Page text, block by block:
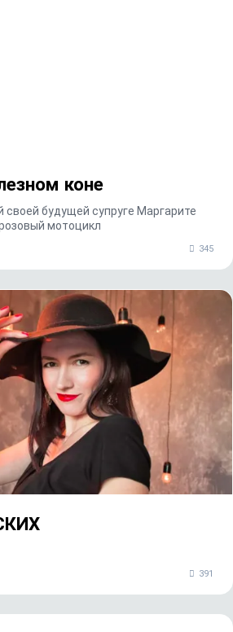
коне
своей будущей супруге Маргарите
мотоцикл
345
391